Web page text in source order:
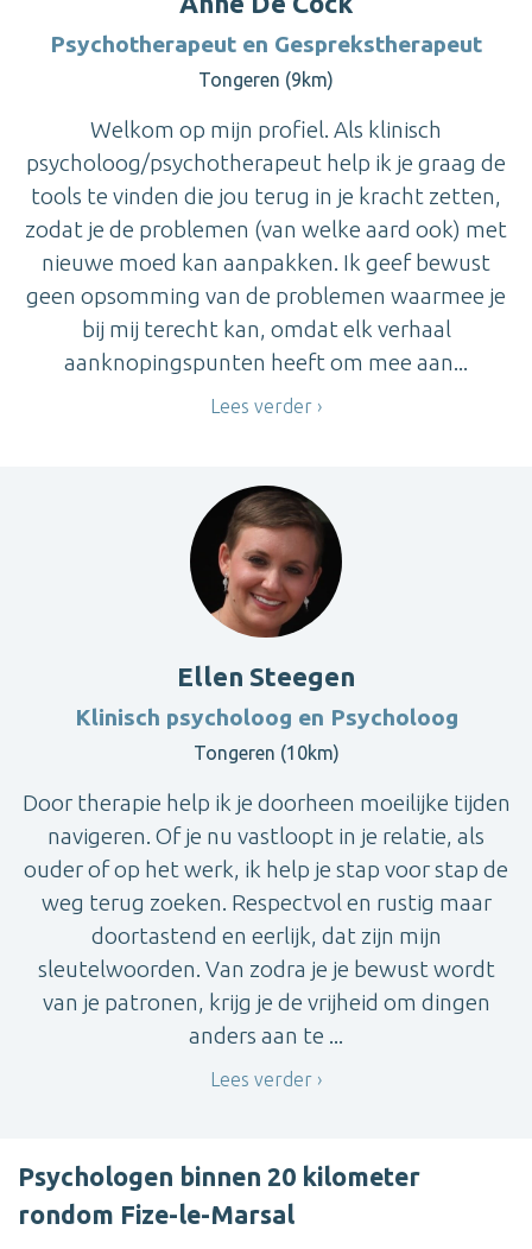
Psychotherapeut en Gesprekstherapeut
Tongeren (9km)
Welkom op mijn profiel. Als klinisch
psycholoog/psychotherapeut help ik je graag de
tools te vinden die jou terug in je kracht zetten,
zodat je de problemen (van welke aard ook) met
nieuwe moed kan aanpakken. Ik geef bewust
geen opsomming van de problemen waarmee je
bij mij terecht kan, omdat elk verhaal
aanknopingspunten heeft om mee aan...
Lees verder
Ellen Steegen
Klinisch psycholoog en Psycholoog
Tongeren (10km)
Door therapie help ik je doorheen moeilijke tijden
navigeren. Of je nu vastloopt in je relatie, als
ouder of op het werk, ik help je stap voor stap de
weg terug zoeken. Respectvol en rustig maar
doortastend en eerlijk, dat zijn mijn
sleutelwoorden. Van zodra je je bewust wordt
van je patronen, krijg je de vrijheid om dingen
anders aan te ...
Lees verder
Psychologen binnen 20 kilometer
rondom Fize-le-Marsal